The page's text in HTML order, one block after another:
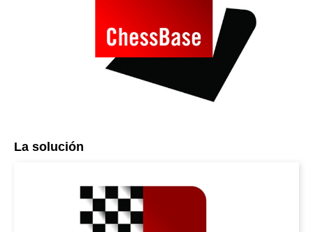
La solución